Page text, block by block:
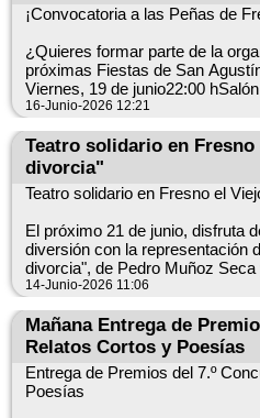
¡Convocatoria a las Peñas de
¿Quieres formar parte de la
próximas Fiestas de San
Viernes, 19 de junio22:00
En esta reunión comenzaremos
participación de todas las peñas
Apúntate en el Ayuntamiento.
Tu participación es fundamental
nuestras fiestas.
¡Anímate y ven a aportar tus
16-Junio-2026 12:21
Teatro solidario en
divorcia"
Teatro solidario en Fresno el
El próximo 21 de junio, disfruta
diversión con la representación
divorcia", de Pedro Muñoz
cargo del Grupo de Teatro
de Fresno el Viejo
Entrada solidaria: 3 €
La recaudación irá destinada a
Una obra divertida y llena de
14-Junio-2026 11:06
Mañana Entrega de
Relatos Cortos y Poesías
Entrega de Premios del 7.º
Poesías